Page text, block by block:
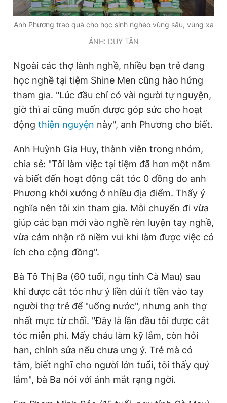
Anh Phương trao quà cho học sinh nghèo vùng sâu, vùng xa
ẢNH: DUY TÂN
Ngoài các thợ lành nghề, nhiều bạn trẻ đang
học nghề tại tiệm Shine Men cũng hào hứng
tham gia. "Lúc đầu chỉ có vài người tự nguyện,
giờ thì ai cũng muốn được góp sức cho hoạt
động thiện nguyện này", anh Phương cho biết.
Anh Huỳnh Gia Huy, thành viên trong nhóm,
chia sẻ: "Tôi làm việc tại tiệm đã hơn một năm
và biết đến hoạt động cắt tóc 0 đồng do anh
Phương khởi xướng ở nhiều địa điểm. Thấy ý
nghĩa nên tôi xin tham gia. Mỗi chuyến đi vừa
giúp các bạn mới vào nghề rèn luyện tay nghề,
vừa cảm nhận rõ niềm vui khi làm được việc có
ích cho cộng đồng".
Bà Tô Thị Ba (60 tuổi, ngụ tỉnh Cà Mau) sau
khi được cắt tóc như ý liền dúi ít tiền vào tay
người thợ trẻ để "uống nước", nhưng anh thợ
nhất mực từ chối. "Đây là lần đầu tôi được cắt
tóc miễn phí. Mấy cháu làm kỹ lắm, còn hỏi
han, chỉnh sửa nếu chưa ưng ý. Trẻ mà có
tâm, biết nghĩ cho người lớn tuổi, tôi thấy quý
lắm", bà Ba nói với ánh mắt rạng ngời.